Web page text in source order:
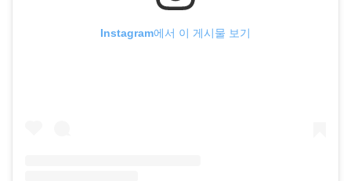
Instagram에서 이 게시물 보기